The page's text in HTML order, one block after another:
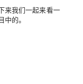
来我们一起来看一
的。